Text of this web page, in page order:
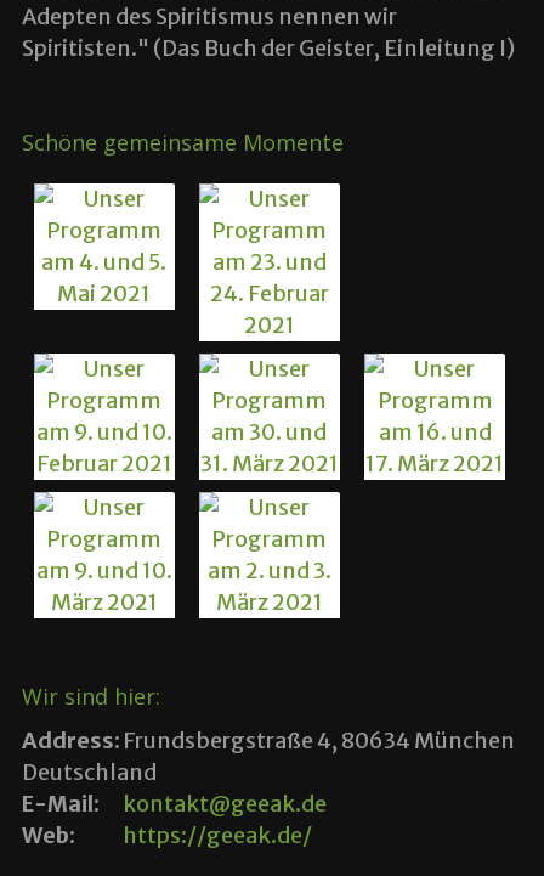
Adepten des Spiritismus nennen wir
Spiritisten." (Das Buch der Geister, Einleitung I)
Schöne gemeinsame Momente
Wir sind hier:
Address:Frundsbergstraße 4, 80634 München
Deutschland
E-Mail:
kontakt@geeak.de
Web:
https://geeak.de/